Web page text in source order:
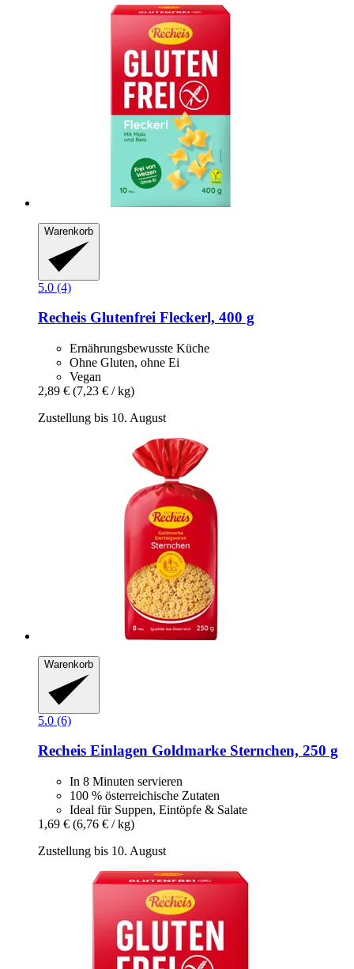
Warenkorb
5.0 (4)
Recheis Glutenfrei Fleckerl, 400 g
Ernährungsbewusste Küche
Ohne Gluten, ohne Ei
Vegan
2,89 € (7,23 € / kg)
Zustellung bis 10. August
Warenkorb
5.0 (6)
Recheis Einlagen Goldmarke Sternchen, 250 g
In 8 Minuten servieren
100 % österreichische Zutaten
Ideal für Suppen, Eintöpfe & Salate
1,69 € (6,76 € / kg)
Zustellung bis 10. August